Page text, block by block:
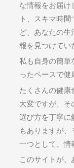
な情報をお届け
ト、スキマ時
ど、あなたの
報を見つけてい
私も自身の簡単
ったペースで健
たくさんの健康
大変ですが、そ
選び方を丁寧に
もありますが
一つとして、情
このサイトが